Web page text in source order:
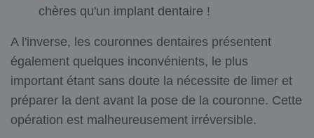
chères qu'un implant dentaire !
A l'inverse, les couronnes dentaires présentent
également quelques inconvénients, le plus
important étant sans doute la nécessite de limer et
préparer la dent avant la pose de la couronne. Cette
opération est malheureusement irréversible.